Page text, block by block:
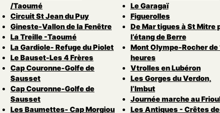
/Taoumé
Circuit St Jean du Puy
Gineste-Vallon de la Fenêtre
La Treille -Taoumé
La Gardiole- Refuge du Piolet
Le Bauset-Les 4 Frères
Cap Couronne-Golfe de
Sausset
Cap Couronne-Golfe de
Sausset
Les Baumettes- Cap Morgiou
Le Garagaï
Figuerolles
De Mar tigues à St Mitre
l’étang de Berre
Mont Olympe-Rocher de
heures
Vtrolles en Lubéron
Les Gorges du Verdon,
l’Imbut
Journée marche au
Les Antiques - Crêtes